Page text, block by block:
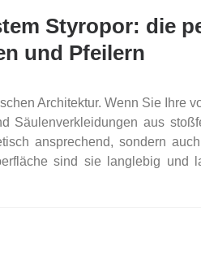
Styropor: die
und Pfeilern
Architektur. Wenn Sie Ihre
Säulenverkleidungen aus
ansprechend, sondern
sind sie langlebig und